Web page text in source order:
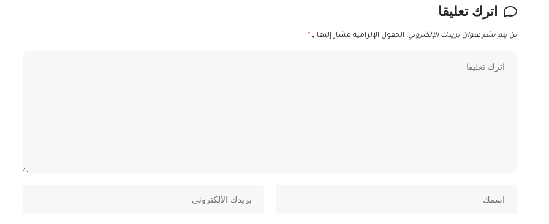
اترك تعليقا
لن يتم نشر عنوان بريدك الإلكتروني. الحقول الإلزامية مشار إليها بـ *